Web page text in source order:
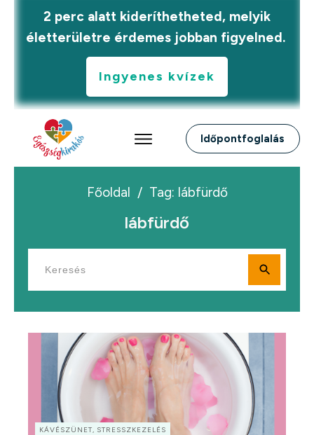
2 perc alatt kideríthetheted, melyik
életterületre érdemes jobban figyelned.
Ingyenes kvízek
Időpontfoglalás
Főoldal / Tag: lábfürdő
lábfürdő
KÁVÉSZÜNET, STRESSZKEZELÉS